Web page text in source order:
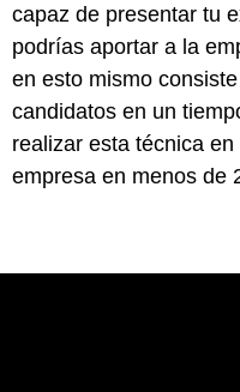
capaz de presentar tu
podrías aportar a la
en esto mismo
candidatos en un
realizar esta técnica
empresa en menos de